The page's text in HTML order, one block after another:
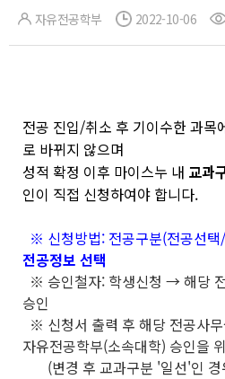
자유전공학부 2022-10-06
전공 진입/취소 후 기이수한 과목
로 바뀌지 않으며
성적 확정 이후 마이스누 내 교과
인이 직접 신청하여야 합니다.
※ 신청방법: 전공구분(전공선
전공정보 선택
※ 승인철자: 학생신청 → 해당
승인
※ 신청서 출력 후 해당 전공사
자유전공학부(소속대학) 승인을
(변경 후 교과구분 '일선'인 경